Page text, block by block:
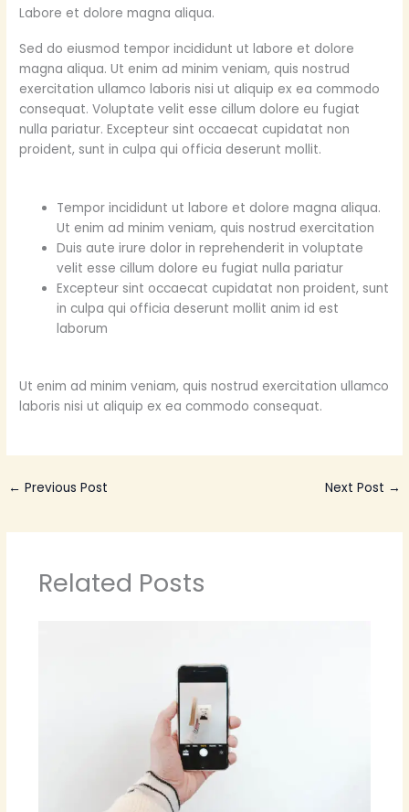
Labore et dolore magna aliqua.
Sed do eiusmod tempor incididunt ut labore et dolore
magna aliqua. Ut enim ad minim veniam, quis nostrud
exercitation ullamco laboris nisi ut aliquip ex ea commodo
consequat. Voluptate velit esse cillum dolore eu fugiat
nulla pariatur. Excepteur sint occaecat cupidatat non
proident, sunt in culpa qui officia deserunt mollit.
Tempor incididunt ut labore et dolore magna aliqua.
Ut enim ad minim veniam, quis nostrud exercitation
Duis aute irure dolor in reprehenderit in voluptate
velit esse cillum dolore eu fugiat nulla pariatur
Excepteur sint occaecat cupidatat non proident, sunt
in culpa qui officia deserunt mollit anim id est
laborum
Ut enim ad minim veniam, quis nostrud exercitation ullamco
laboris nisi ut aliquip ex ea commodo consequat.
← Previous Post Next Post →
Related Posts